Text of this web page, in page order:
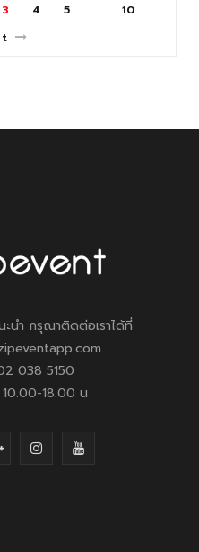
3 4 5 …
10
นำ กรุณาติดต่อเราได้ที่
038 5150
10.00-18.00 น
G
I
Y